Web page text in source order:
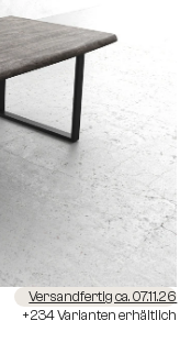
Versandfertig ca. 07.11.26
+234 Varianten erhältlich